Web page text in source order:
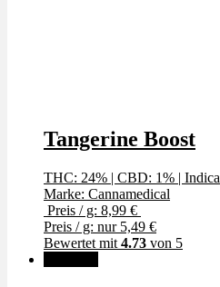
Tangerine Boost
THC: 24% | CBD: 1% | Indica
Marke: Cannamedical
Preis / g: 8,99 €
Preis / g: nur 5,49 €
Bewertet mit 4.73 von 5